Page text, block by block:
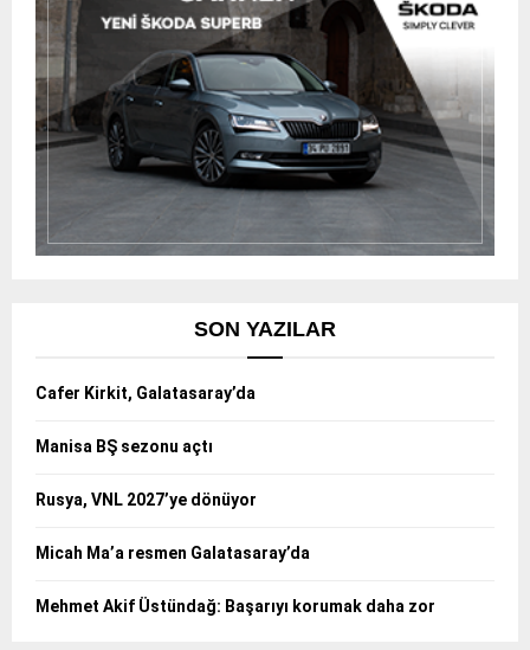
SON YAZILAR
Cafer Kirkit, Galatasaray’da
Manisa BŞ sezonu açtı
Rusya, VNL 2027’ye dönüyor
Micah Ma’a resmen Galatasaray’da
Mehmet Akif Üstündağ: Başarıyı korumak daha zor